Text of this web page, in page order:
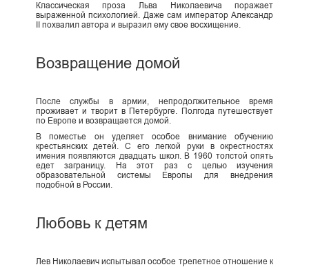
Классическая проза Льва Николаевича поражает
выраженной психологией. Даже сам император Александр
II похвалил автора и выразил ему свое восхищение.
Возвращение домой
После службы в армии, непродолжительное время
проживает и творит в Петербурге. Полгода путешествует
по Европе и возвращается домой.
В поместье он уделяет особое внимание обучению
крестьянских детей. С его легкой руки в окрестностях
имения появляются двадцать школ. В 1960 толстой опять
едет заграницу. На этот раз с целью изучения
образовательной системы Европы для внедрения
подобной в России.
Любовь к детям
Лев Николаевич испытывал особое трепетное отношение к